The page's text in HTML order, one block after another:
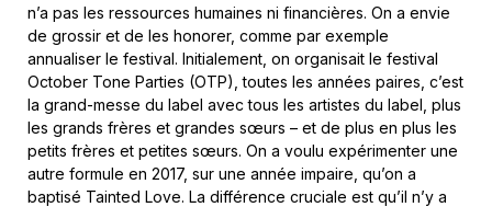
n’a pas les ressources humaines ni financières. On a envie
de grossir et de les honorer, comme par exemple
annualiser le festival. Initialement, on organisait le festival
October Tone Parties (OTP), toutes les années paires, c’est
la grand-messe du label avec tous les artistes du label, plus
les grands frères et grandes sœurs – et de plus en plus les
petits frères et petites sœurs. On a voulu expérimenter une
autre formule en 2017, sur une année impaire, qu’on a
baptisé Tainted Love. La différence cruciale est qu’il n’y a